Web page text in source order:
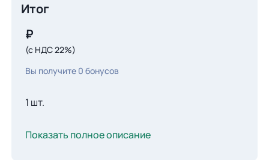
Итог
₽
(с НДС 22%)
Вы получите 0 бонусов
1 шт.
Показать полное описание